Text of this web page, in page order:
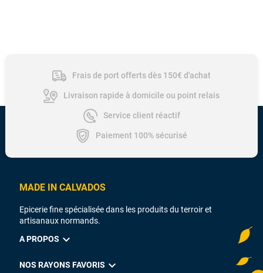
Frais de port offerts dès 150€ d'achat
Livraison rapide à domicile ou point relais
Service client réactif
Paiement 100% sécurisé
MADE IN CALVADOS
Epicerie fine spécialisée dans les produits du terroir et
artisanaux normands.
A PROPOS expand_more
NOS RAYONS FAVORIS expand_more